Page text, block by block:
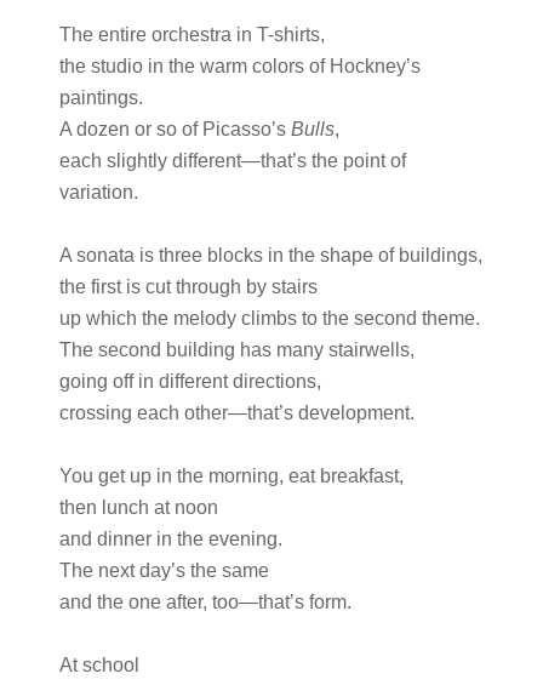
The entire orchestra in T-shirts,
the studio in the warm colors of Hockney’s
paintings.
A dozen or so of Picasso’s Bulls,
each slightly different—that’s the point of
variation.
A sonata is three blocks in the shape of buildings,
the first is cut through by stairs
up which the melody climbs to the second theme.
The second building has many stairwells,
going off in different directions,
crossing each other—that’s development.
You get up in the morning, eat breakfast,
then lunch at noon
and dinner in the evening.
The next day’s the same
and the one after, too—that’s form.
At school